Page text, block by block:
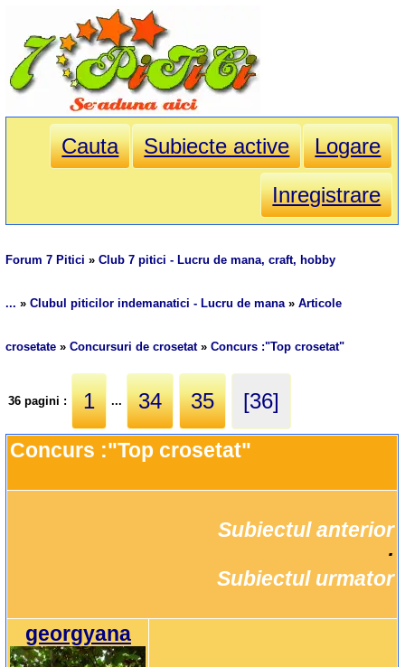
Cauta Subiecte active
Logare
Inregistrare
Forum 7 Pitici »Club 7 pitici - Lucru de mana, craft, hobby
... »Clubul piticilor indemanatici - Lucru de mana»Articole
crosetate »Concursuri de crosetat»Concurs :"Top crosetat"
36 pagini : 1 ... 34 35 [36]
Concurs :"Top crosetat"
Subiectul anterior
Subiectul urmator
georgyana